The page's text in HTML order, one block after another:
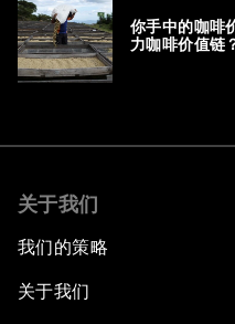
你手中的咖啡
力咖啡价值链
关于我们
我们的策略
关于我们